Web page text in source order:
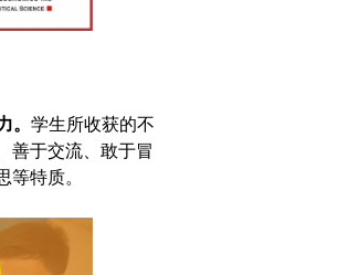
。 学生所收获的不
善于交流、敢于冒
特质。